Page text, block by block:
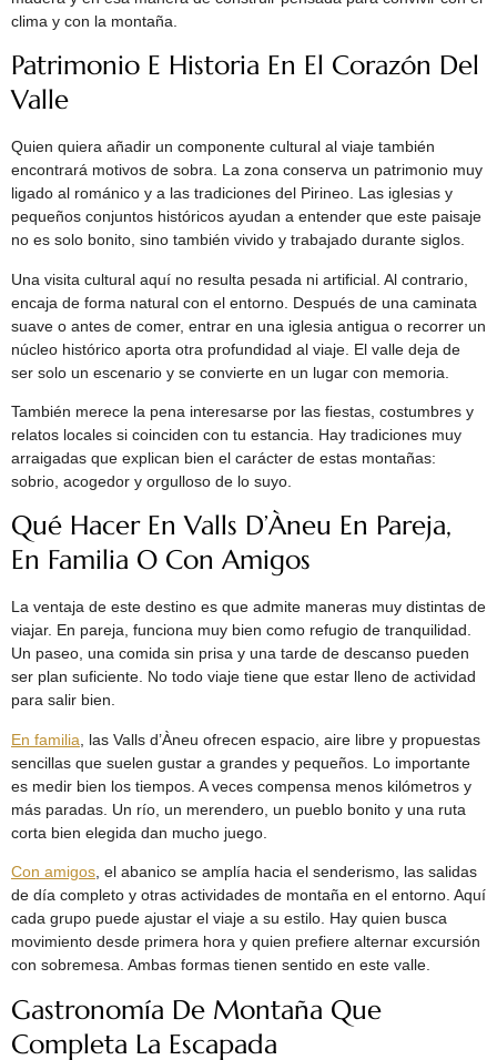
clima y con la montaña.
Patrimonio E Historia En El Corazón Del
Valle
Quien quiera añadir un componente cultural al viaje también
encontrará motivos de sobra. La zona conserva un patrimonio muy
ligado al románico y a las tradiciones del Pirineo. Las iglesias y
pequeños conjuntos históricos ayudan a entender que este paisaje
no es solo bonito, sino también vivido y trabajado durante siglos.
Una visita cultural aquí no resulta pesada ni artificial. Al contrario,
encaja de forma natural con el entorno. Después de una caminata
suave o antes de comer, entrar en una iglesia antigua o recorrer un
núcleo histórico aporta otra profundidad al viaje. El valle deja de
ser solo un escenario y se convierte en un lugar con memoria.
También merece la pena interesarse por las fiestas, costumbres y
relatos locales si coinciden con tu estancia. Hay tradiciones muy
arraigadas que explican bien el carácter de estas montañas:
sobrio, acogedor y orgulloso de lo suyo.
Qué Hacer En Valls D’Àneu En Pareja,
En Familia O Con Amigos
La ventaja de este destino es que admite maneras muy distintas de
viajar. En pareja, funciona muy bien como refugio de tranquilidad.
Un paseo, una comida sin prisa y una tarde de descanso pueden
ser plan suficiente. No todo viaje tiene que estar lleno de actividad
para salir bien.
En familia , las Valls d’Àneu ofrecen espacio, aire libre y propuestas
sencillas que suelen gustar a grandes y pequeños. Lo importante
es medir bien los tiempos. A veces compensa menos kilómetros y
más paradas. Un río, un merendero, un pueblo bonito y una ruta
corta bien elegida dan mucho juego.
Con amigos, el abanico se amplía hacia el senderismo, las salidas
de día completo y otras actividades de montaña en el entorno. Aquí
cada grupo puede ajustar el viaje a su estilo. Hay quien busca
movimiento desde primera hora y quien prefiere alternar excursión
con sobremesa. Ambas formas tienen sentido en este valle.
Gastronomía De Montaña Que
Completa La Escapada